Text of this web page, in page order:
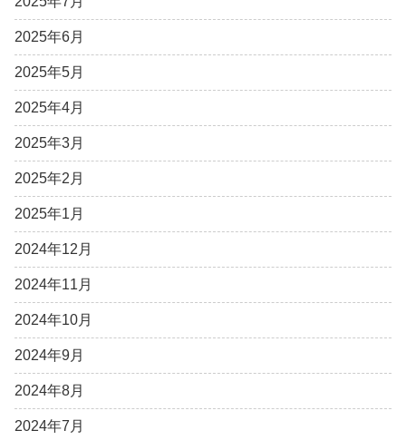
2025年6月
2025年5月
2025年4月
2025年3月
2025年2月
2025年1月
2024年12月
2024年11月
2024年10月
2024年9月
2024年8月
2024年7月